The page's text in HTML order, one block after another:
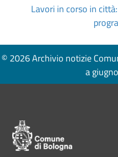
Lavori in corso in
© 2026 Archivio notizie
a